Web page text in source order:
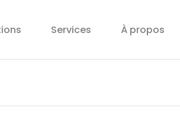
Services À propos